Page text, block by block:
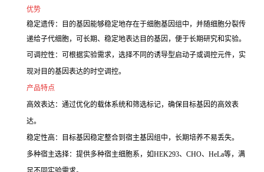
优势
稳定遗传：目的基因能够稳定地存在于细胞基因组中，并随细胞分裂传
递给子代细胞，可长期、稳定地表达目的基因，便于长期研究和实验。
可调控性：可根据实验需求，选择不同的诱导型启动子或调控元件，实
现对目的基因表达的时空调控。
产品特点
高效表达：通过优化的载体系统和筛选标记，确保目标基因的高效表
达。
稳定性高：目标基因稳定整合到宿主基因组中，长期培养不易丢失。
多种宿主选择：提供多种宿主细胞系，如HEK293、CHO、HeLa等，满